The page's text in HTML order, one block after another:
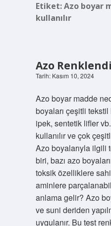
Etiket:Azo boyar
kullanılır
Azo
Tarih: Kasım 10, 2024
Azo boyar madde
boyaları çeşitli
ipek, sentetik lifler
kullanılır ve çok
Azo boyalarıyla ilgili
biri, bazı azo
toksik özelliklere
aminlere
anlama gelir? Azo
ve suni deriden
uygulanır. Bu test